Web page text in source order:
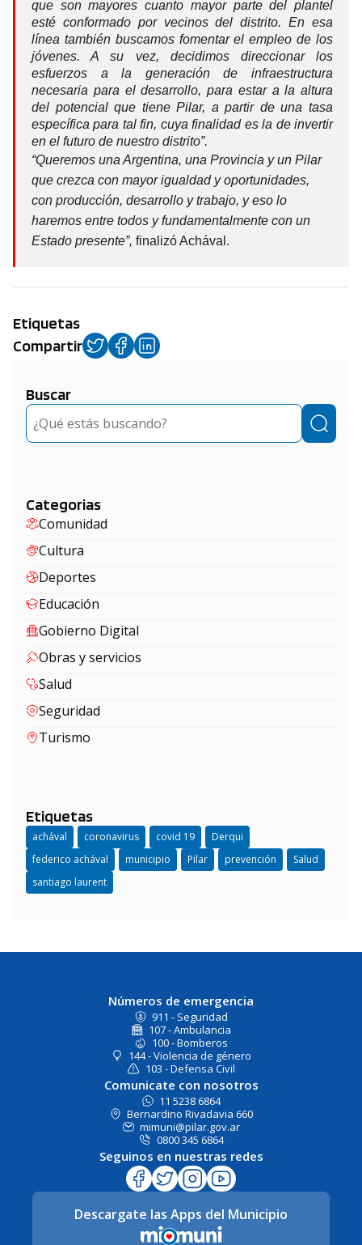
que son mayores cuanto mayor parte del plantel
esté conformado por vecinos del distrito. En esa
línea también buscamos fomentar el empleo de los
jóvenes. A su vez, decidimos direccionar los
esfuerzos a la generación de infraestructura
necesaria para el desarrollo, para estar a la altura
del potencial que tiene Pilar, a partir de una tasa
específica para tal fin, cuya finalidad es la de invertir
en el futuro de nuestro distrito”.
“Queremos una Argentina, una Provincia y un Pilar
que crezca con mayor igualdad y oportunidades,
con producción, desarrollo y trabajo, y eso lo
haremos entre todos y fundamentalmente con un
Estado presente”, finalizó Achával.
Etiquetas
Compartir
Buscar
Buscar
Categorias
Comunidad
Cultura
Deportes
Educación
Gobierno Digital
Obras y servicios
Salud
Seguridad
Turismo
Etiquetas
achával coronavirus covid 19
Derqui
federico achával
municipio Pilar prevención
Salud
santiago laurent
Números de emergencia
911 - Seguridad
107 - Ambulancia
100 - Bomberos
144 - Violencia de género
103 - Defensa Civil
Comunicate con nosotros
11 5238 6864
Bernardino Rivadavia 660
mimuni@pilar.gov.ar
0800 345 6864
Seguinos en nuestras redes
Descargate las Apps del Municipio